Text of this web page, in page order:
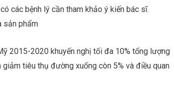
các bệnh lý cần tham khảo ý kiến bác sĩ.
sản phẩm
2015-2020 khuyến nghị tối đa 10% tổng lượng
tiêu thụ đường xuống còn 5% và điều quan